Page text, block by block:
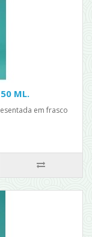
ML.
em frasco